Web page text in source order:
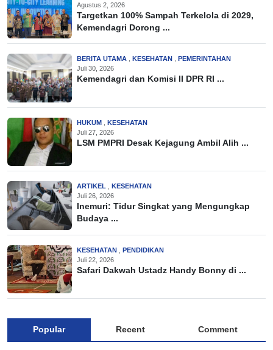
Agustus 2, 2026
Targetkan 100% Sampah Terkelola di 2029,
Kemendagri Dorong ...
BERITA UTAMA , KESEHATAN , PEMERINTAHAN
Juli 30, 2026
Kemendagri dan Komisi II DPR RI ...
HUKUM
KESEHATAN
Juli 27, 2026
LSM PMPRI Desak Kejagung Ambil Alih ...
ARTIKEL , KESEHATAN
Juli 26, 2026
Inemuri: Tidur Singkat yang Mengungkap
Budaya ...
KESEHATAN
PENDIDIKAN
Juli 22, 2026
Safari Dakwah Ustadz Handy Bonny di ...
Popular Recent Comment